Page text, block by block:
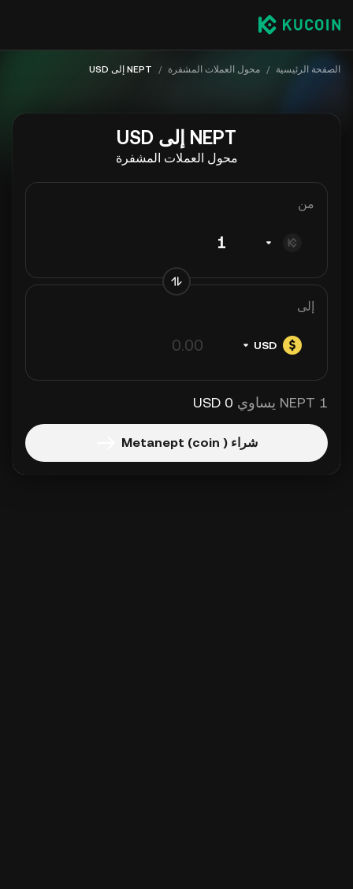
الصفحة الرئيسية / محول العملات المشفرة / NEPT إلى USD
NEPT إلى USD
محول العملات المشفرة
من
إلى
USD
1 NEPT يساوي 0 USD
شراء Metanept (coin )